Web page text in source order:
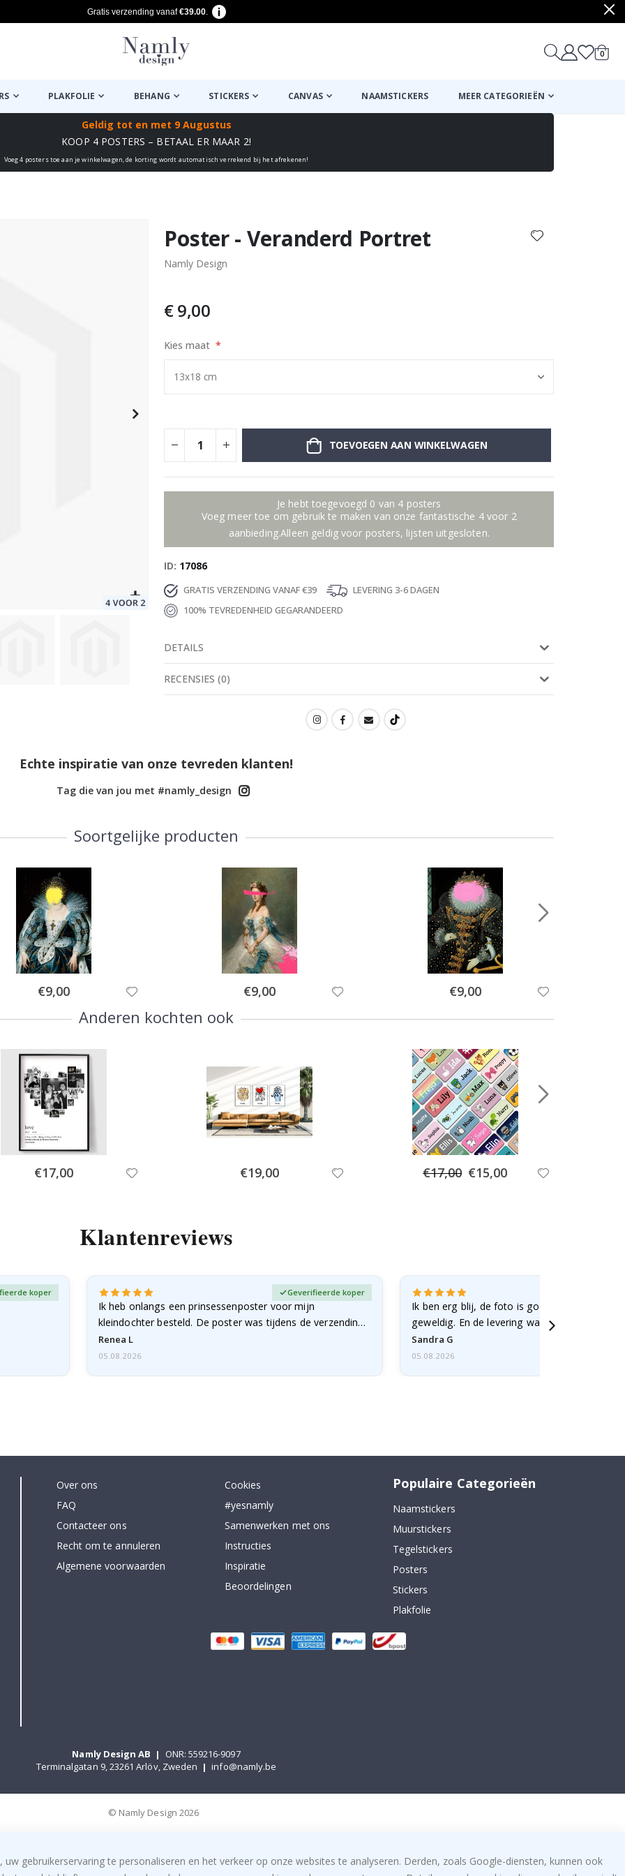
Gratis verzending vanaf€39.00.
0
PLAKFOLIE BEHANG STICKERS CANVAS NAAMSTICKERS MEER CATEGORIEËN
Geldig tot en met 9 Augustus
KOOP 4 POSTERS – BETAAL ER MAAR 2!
Voeg 4 posters toe aan je winkelwagen, de korting wordt automatisch verrekend bij het afrekenen!
25,00 €
Poster - Veranderd Portret
Namly Design
€ 9,00
Kies maat
TOEVOEGEN AAN WINKELWAGEN
Je hebt toegevoegd 0 van 4 posters
Voeg meer toe om gebruik te maken van onze fantastische 4 voor 2
aanbieding.Alleen geldig voor posters, lijsten uitgesloten.
ID 17086
GRATIS VERZENDING VANAF €39
LEVERING 3-6 DAGEN
100% TEVREDENHEID GEGARANDEERD
DETAILS
RECENSIES (0)
Echte inspiratie van onze tevreden klanten!
Tag die van jou met #namly_design
Soortgelijke producten
Special
Price
€9,00 Special
Price
€9,00 Special
Price
€9,00
Anderen kochten ook
Special
Price
€17,00 Special
Price
€19,00 €17,00 Special
Price
€15,00
Klantenreviews
koper
Ik heb onlangs een prinsessenposter voor mijn
kleindochter besteld. De poster was tijdens de verzending
licht…
Renea L
Geverifieerde koper
05.08.2026
Ik ben erg blij, de foto is goed gelukt en de
geweldig. En de levering was snel.
Sandra G
05.08.2026
Over ons
FAQ
Contacteer ons
Recht om te annuleren
Algemene voorwaarden
Cookies
#yesnamly
Samenwerken met ons
Instructies
Inspiratie
Beoordelingen
Populaire Categorieën
Naamstickers
Muurstickers
Tegelstickers
Posters
Stickers
Plakfolie
Namly Design AB |
ONR: 559216-9097
Terminalgatan 9, 23261 Arlöv, Zweden | info@namly.be
© Namly Design 2026
gebruikerservaring te personaliseren en het verkeer op onze websites te analyseren. Derden, zoals Google-diensten, kunnen ook